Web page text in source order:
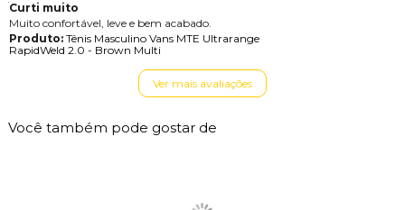
Curti muito
Muito confortável, leve e bem acabado.
Produto:Tênis Masculino Vans MTE Ultrarange
RapidWeld 2.0 - Brown Multi
Ver mais avaliações
Você também pode gostar de